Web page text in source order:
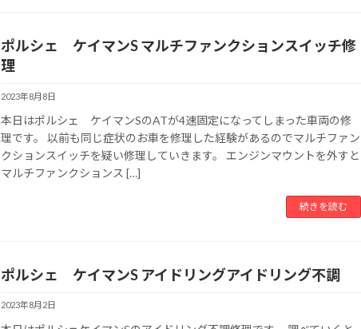
ポルシェ ケイマンS マルチファンクションスイッチ修
理
2023年8月8日
本日はポルシェ ケイマンSのATが4速固定になってしまった車両の修
理です。 以前も同じ症状のお車を修理した経験があるのでマルチファン
クションスイッチを疑い修理していきます。 エンジンマウントを外すと
マルチファンクションス […]
続きを読む
ポルシェ ケイマンS アイドリングアイドリング不調
2023年8月2日